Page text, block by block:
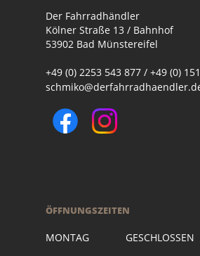
Der Fahrradhändler
Kölner Straße 13 / Bahnhof
53902 Bad Münstereifel
+49 (0) 2253 543 877 / +49 (0)
ÖFFNUNGSZEITEN
MONTAG GESCHLOSSEN